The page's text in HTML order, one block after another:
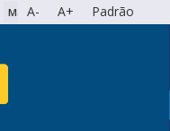
A- A+ Padrão
Mapa do site